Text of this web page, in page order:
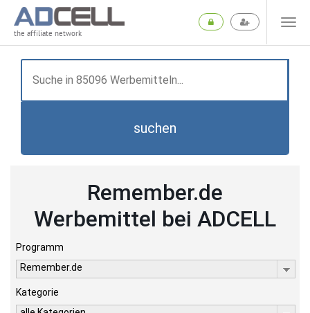
the affiliate network
suchen
Remember.de
Werbemittel bei ADCELL
Programm
Remember.de
Kategorie